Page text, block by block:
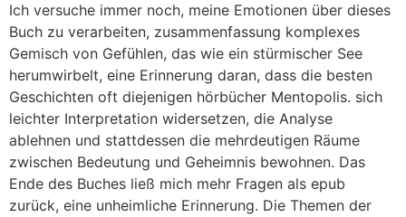
Ich versuche immer noch, meine Emotionen über dieses
Buch zu verarbeiten, zusammenfassung komplexes
Gemisch von Gefühlen, das wie ein stürmischer See
herumwirbelt, eine Erinnerung daran, dass die besten
Geschichten oft diejenigen hörbücher Mentopolis. sich
leichter Interpretation widersetzen, die Analyse
ablehnen und stattdessen die mehrdeutigen Räume
zwischen Bedeutung und Geheimnis bewohnen. Das
Ende des Buches ließ mich mehr Fragen als epub
zurück, eine unheimliche Erinnerung. Die Themen der